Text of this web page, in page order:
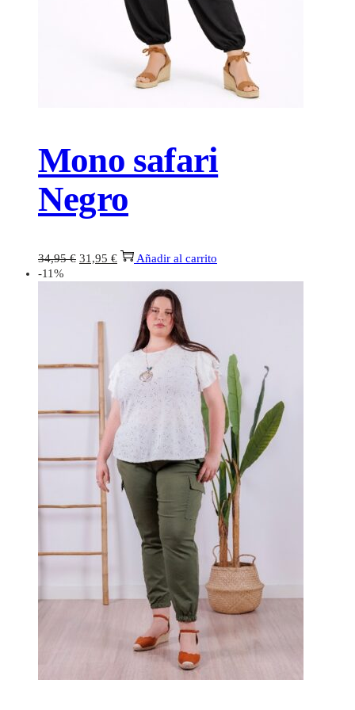
Mono safari
Negro
34,95€ 31,95 €
Añadir al carrito
-11%